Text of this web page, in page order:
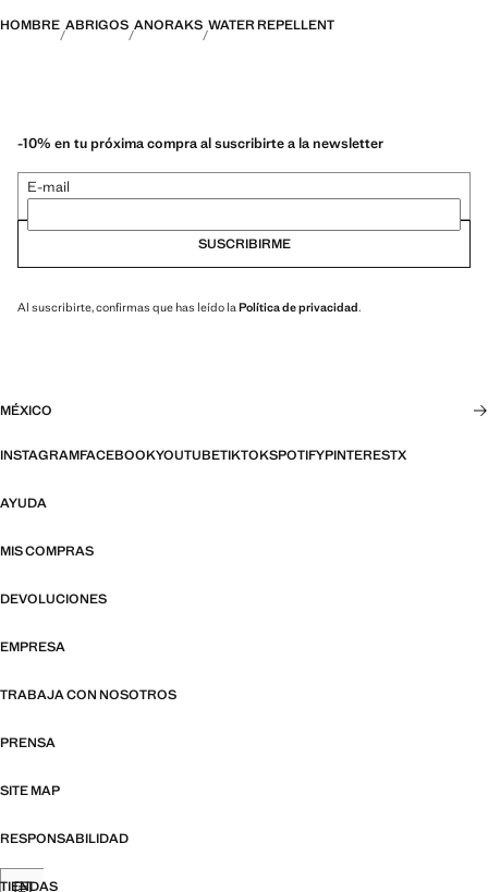
fácil planchado, termorreguladores, transpirables o repelentes al agua,
organizadas en tres categorías generales: Termorregulador, Funcional
HOMBRE ABRIGOS ANORAKS WATER REPELLENT
-10% en tu próxima compra al suscribirte a la newsletter
E-mail
SUSCRIBIRME
Al suscribirte, confirmas que has leído la Política de privacidad.
MÉXICO
INSTAGRAMFACEBOOKYOUTUBETIKTOKSPOTIFYPINTERESTX
AYUDA
MIS COMPRAS
DEVOLUCIONES
EMPRESA
TRABAJA CON NOSOTROS
PRENSA
SITE MAP
RESPONSABILIDAD
TIENDAS